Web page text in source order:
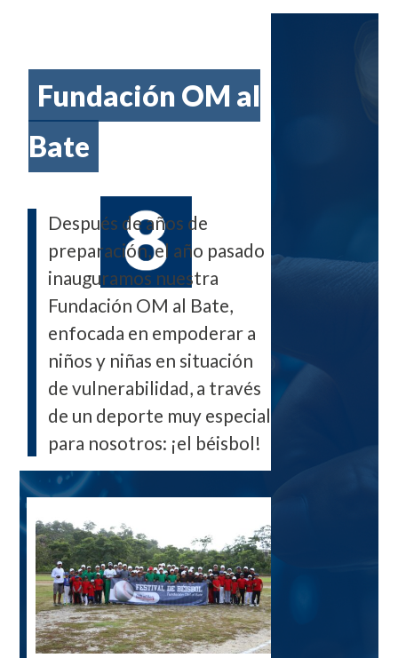
Fundación OM al
Bate
Después de años de
preparación, el año pasado
inauguramos nuestra
Fundación OM al Bate,
enfocada en empoderar a
niños y niñas en situación
de vulnerabilidad, a través
de un deporte muy especial
para nosotros: ¡el béisbol!